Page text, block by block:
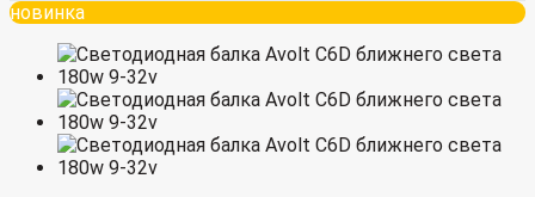
новинка